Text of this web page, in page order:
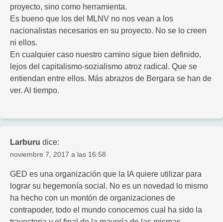
proyecto, sino como herramienta.
Es bueno que los del MLNV no nos vean a los
nacionalistas necesarios en su proyecto. No se lo creen
ni ellos.
En cualquier caso nuestro camino sigue bien definido,
lejos del capitalismo-sozialismo atroz radical. Que se
entiendan entre ellos. Más abrazos de Bergara se han de
ver. Al tiempo.
Larburu dice:
noviembre 7, 2017 a las 16:58
GED es una organización que la IA quiere utilizar para
lograr su hegemonía social. No es un novedad lo mismo
ha hecho con un montón de organizaciones de
contrapoder, todo el mundo conocemos cual ha sido la